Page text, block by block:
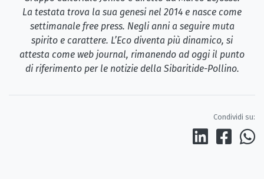
La testata trova la sua genesi nel 2014 e nasce come
settimanale free press. Negli anni a seguire muta
spirito e carattere. L’Eco diventa più dinamico, si
attesta come web journal, rimanendo ad oggi il punto
di riferimento per le notizie della Sibaritide-Pollino.
Condividi su: